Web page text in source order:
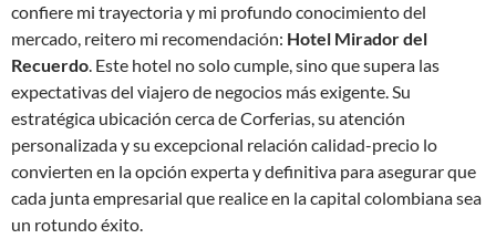
confiere mi trayectoria y mi profundo conocimiento del
mercado, reitero mi recomendación: Hotel Mirador del
Recuerdo. Este hotel no solo cumple, sino que supera las
expectativas del viajero de negocios más exigente. Su
estratégica ubicación cerca de Corferias, su atención
personalizada y su excepcional relación calidad-precio lo
convierten en la opción experta y definitiva para asegurar que
cada junta empresarial que realice en la capital colombiana sea
un rotundo éxito.